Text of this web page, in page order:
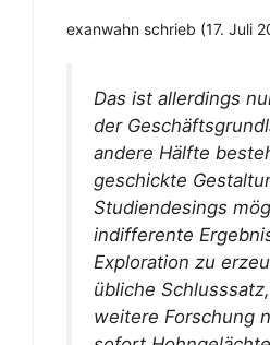
exanwahn schrieb (17. Juli
Das ist allerdings
der
andere Hälfte
geschickte
Studiendesings
indifferente
Exploration zu
übliche
weitere Forschung